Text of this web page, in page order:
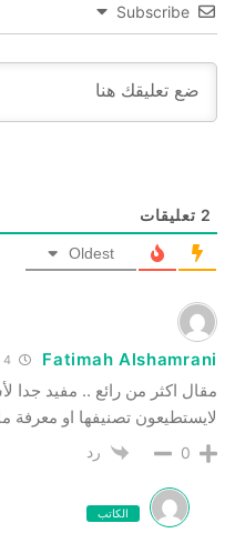
Subscribe
2 تعليقات
Oldest
Fatimah Alshamrani
مقال اكثر من رائع .. مفيد
لايستطيعون تصنيفها او معرفة
0 رد
الكاتب